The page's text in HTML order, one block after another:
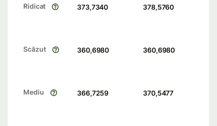
Ridicat 373,7340 378,5760
Scăzut 360,6980 360,6980
Mediu 366,7259 370,5477